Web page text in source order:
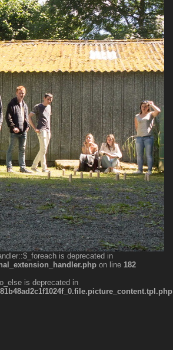
is deprecated in
on line 182
is deprecated in